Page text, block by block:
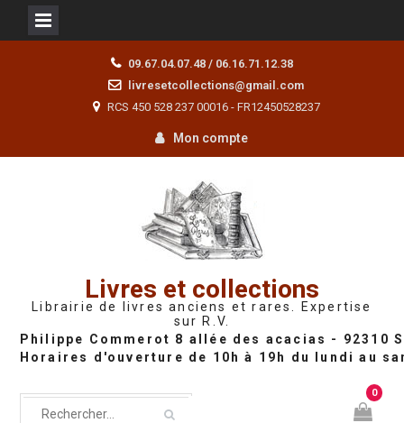
09.67.04.07.48 / 06.16.71.12.38
livresetcollections@gmail.com
RCS 450 528 237 00016 - FR12450528237
Mon compte
Livres et collections
Librairie de livres anciens et rares. Expertise
sur R.V.
0